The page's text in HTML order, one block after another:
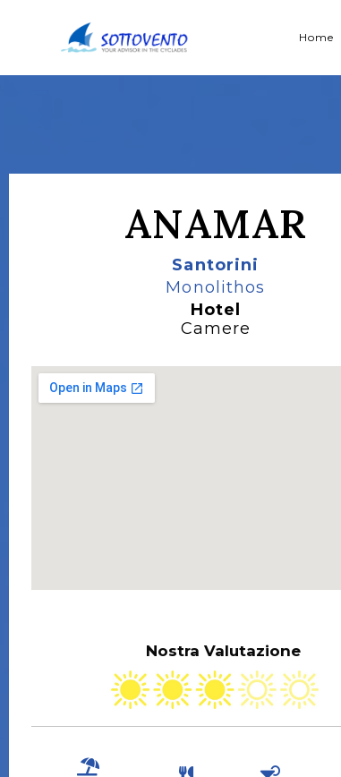
Home
ANAMAR
Santorini
Monolithos
Hotel
Camere
Nostra Valutazione